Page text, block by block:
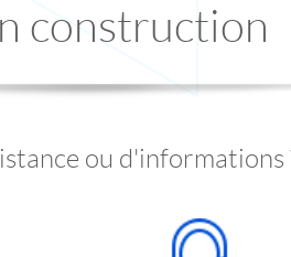
construction
ou d'informations